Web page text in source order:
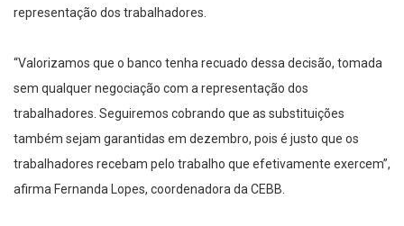
representação dos trabalhadores.
“Valorizamos que o banco tenha recuado dessa decisão, tomada
sem qualquer negociação com a representação dos
trabalhadores. Seguiremos cobrando que as substituições
também sejam garantidas em dezembro, pois é justo que os
trabalhadores recebam pelo trabalho que efetivamente exercem”,
afirma Fernanda Lopes, coordenadora da CEBB.